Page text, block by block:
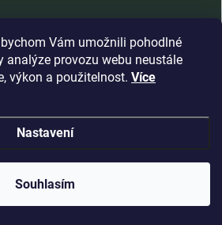
Vám umožnili pohodlné
analýze provozu webu neustále
výkon a použitelnost. Více
Nastavení
Souhlasím
s.r.o. . Všechna práva vyhrazena.